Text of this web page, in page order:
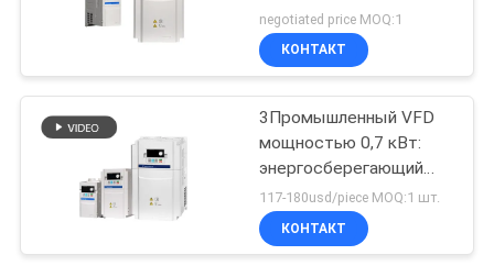
Источник питания
индукционного
нагрева
частота привода для 3-
фазного управления
двигателем
negotiated price MOQ:1
КОНТАКТ
3Промышленный VFD
мощностью 0,7 кВт:
энергосберегающий
контроль скорости для
трехфазных моторов
мощностью 5 л.с. и 380
117-180usd/piece MOQ:1 шт.
КОНТАКТ